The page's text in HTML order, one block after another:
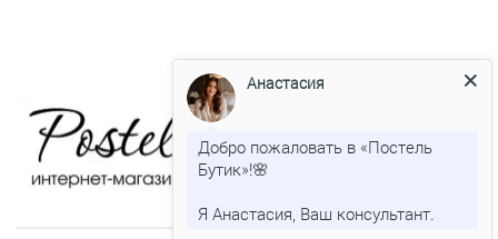
Анастасия
Добро пожаловать в «Постель
Бутик»!🌸
Я Анастасия, Ваш консультант.